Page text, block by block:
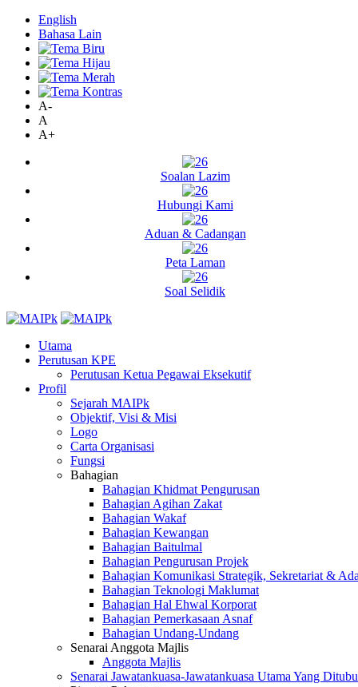
English
Bahasa Lain
A-
A
A+
Soalan Lazim
Hubungi Kami
Aduan & Cadangan
Peta Laman
Soal Selidik
Utama
Perutusan KPE
Perutusan Ketua Pegawai Eksekutif
Profil
Sejarah MAIPk
Objektif, Visi & Misi
Logo
Carta Organisasi
Fungsi
Bahagian
Bahagian Khidmat Pengurusan
Bahagian Agihan Zakat
Bahagian Wakaf
Bahagian Kewangan
Bahagian Baitulmal
Bahagian Pengurusan Projek
Bahagian Komunikasi Strategik, Sekretariat &
Bahagian Teknologi Maklumat
Bahagian Hal Ehwal Korporat
Bahagian Pemerkasaan Asnaf
Bahagian Undang-Undang
Senarai Anggota Majlis
Anggota Majlis
Senarai Jawatankuasa-Jawatankuasa Utama Yang